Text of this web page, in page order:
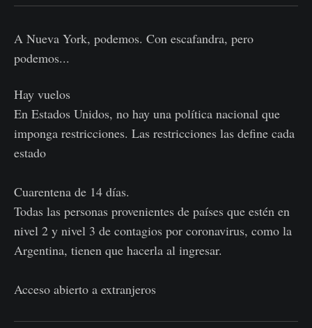
A Nueva York, podemos. Con escafandra, pero
podemos...
Hay vuelos
En Estados Unidos, no hay una política nacional que
imponga restricciones. Las restricciones las define cada
estado
Cuarentena de 14 días.
Todas las personas provenientes de países que estén en
nivel 2 y nivel 3 de contagios por coronavirus, como la
Argentina, tienen que hacerla al ingresar.
Acceso abierto a extranjeros